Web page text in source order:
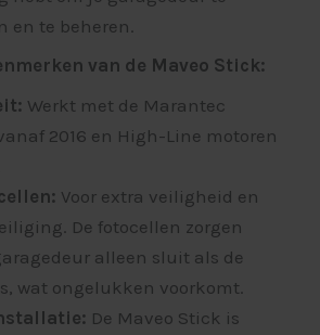
en te beheren.
van de Maveo Stick:
Werkt met de Marantec
2016 en High-Line motoren
Voor extra veiligheid en
De fotocellen zorgen
alleen sluit als de
wat ongelukken voorkomt.
De Maveo Stick is